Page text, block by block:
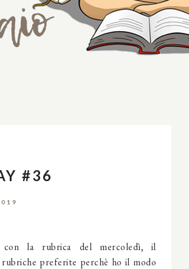
#36
con la rubrica del mercoledì, il
rubriche preferite perchè ho il modo